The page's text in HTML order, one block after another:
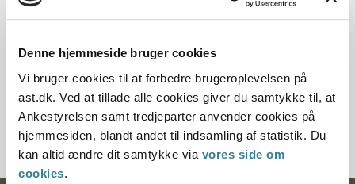
Denne hjemmeside bruger cookies
Vi bruger cookies til at forbedre brugeroplevelsen på
ast.dk. Ved at tillade alle cookies giver du samtykke til, at
Ankestyrelsen samt tredjeparter anvender cookies på
hjemmesiden, blandt andet til indsamling af statistik. Du
kan altid ændre dit samtykke via vores side om
cookies.
§ 37 § 6
Journalnummer
21098-91